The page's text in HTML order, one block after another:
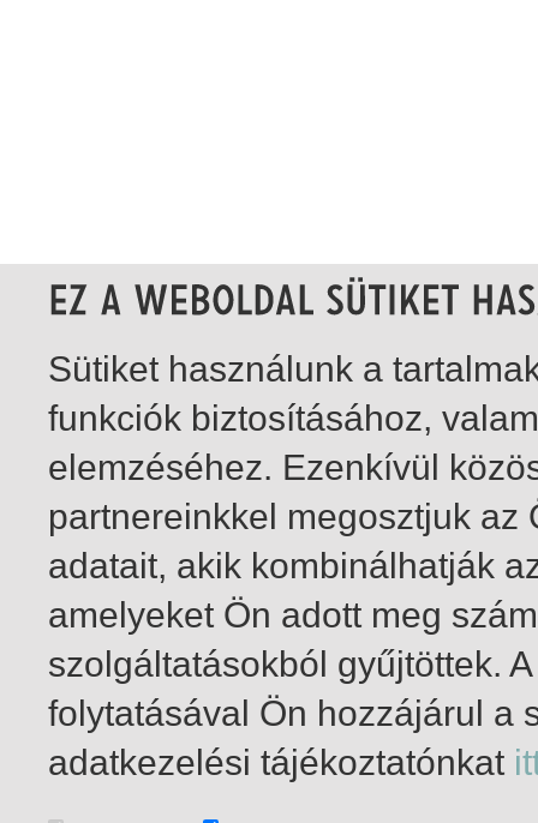
21-36/ összesen 36 találat
Sütiket használunk a
funkciók biztosításához,
elemzéséhez. Ezenkívül
partnereinkkel megosztjuk
adatait, akik kombinálhatják
amelyeket Ön adott meg
szolgáltatásokból gyűjtöttek.
folytatásával Ön hozzájárul a
adatkezelési tájékoztatónkat